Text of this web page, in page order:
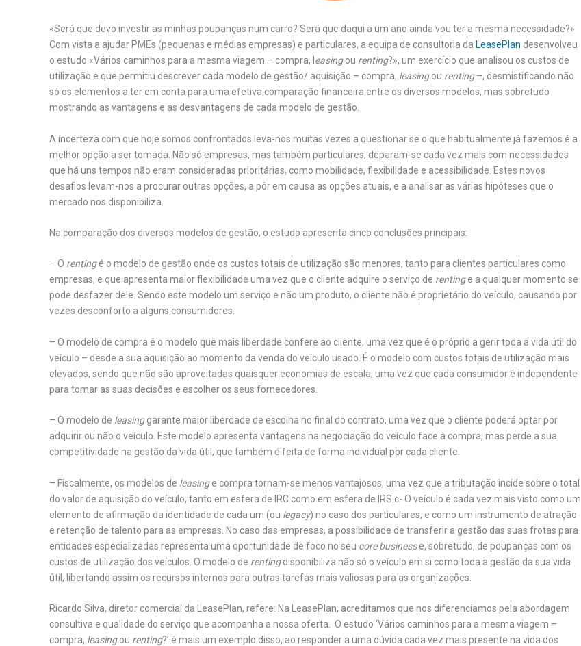
«Será que devo investir as minhas poupanças num carro? Será que daqui a um ano ainda vou ter a mesma necessidade?»
Com vista a ajudar PMEs (pequenas e médias empresas) e particulares, a equipa de consultoria da LeasePlan desenvolveu
o estudo «Vários caminhos para a mesma viagem – compra, l easingou renting?», um exercício que analisou os custos de
utilização e que permitiu descrever cada modelo de gestão/ aquisição – compra, leasingou renting–, desmistificando não
só os elementos a ter em conta para uma efetiva comparação financeira entre os diversos modelos, mas sobretudo
mostrando as vantagens e as desvantagens de cada modelo de gestão.
A incerteza com que hoje somos confrontados leva-nos muitas vezes a questionar se o que habitualmente já fazemos é a
melhor opção a ser tomada. Não só empresas, mas também particulares, deparam-se cada vez mais com necessidades
que há uns tempos não eram consideradas prioritárias, como mobilidade, flexibilidade e acessibilidade. Estes novos
desafios levam-nos a procurar outras opções, a pôr em causa as opções atuais, e a analisar as várias hipóteses que o
mercado nos disponibiliza.
Na comparação dos diversos modelos de gestão, o estudo apresenta cinco conclusões principais:
– O rentingé o modelo de gestão onde os custos totais de utilização são menores, tanto para clientes particulares como
empresas, e que apresenta maior flexibilidade uma vez que o cliente adquire o serviço de rentinge a qualquer momento se
pode desfazer dele. Sendo este modelo um serviço e não um produto, o cliente não é proprietário do veículo, causando por
vezes desconforto a alguns consumidores.
– O modelo de compra é o modelo que mais liberdade confere ao cliente, uma vez que é o próprio a gerir toda a vida útil do
veículo – desde a sua aquisição ao momento da venda do veículo usado. É o modelo com custos totais de utilização mais
elevados, sendo que não são aproveitadas quaisquer economias de escala, uma vez que cada consumidor é independente
para tomar as suas decisões e escolher os seus fornecedores.
– O modelo de leasinggarante maior liberdade de escolha no final do contrato, uma vez que o cliente poderá optar por
adquirir ou não o veículo. Este modelo apresenta vantagens na negociação do veículo face à compra, mas perde a sua
competitividade na gestão da vida útil, que também é feita de forma individual por cada cliente.
– Fiscalmente, os modelos de leasinge compra tornam-se menos vantajosos, uma vez que a tributação incide sobre o total
do valor de aquisição do veículo, tanto em esfera de IRC como em esfera de IRS.c- O veículo é cada vez mais visto como um
elemento de afirmação da identidade de cada um (ou legacy) no caso dos particulares, e como um instrumento de atração
e retenção de talento para as empresas. No caso das empresas, a possibilidade de transferir a gestão das suas frotas para
entidades especializadas representa uma oportunidade de foco no seu core businesse, sobretudo, de poupanças com os
custos de utilização dos veículos. O modelo de rentingdisponibiliza não só o veículo em si como toda a gestão da sua vida
útil, libertando assim os recursos internos para outras tarefas mais valiosas para as organizações.
Ricardo Silva, diretor comercial da LeasePlan, refere: Na LeasePlan, acreditamos que nos diferenciamos pela abordagem
consultiva e qualidade do serviço que acompanha a nossa oferta. O estudo ‘Vários caminhos para a mesma viagem –
compra, leasingou renting?’ é mais um exemplo disso, ao responder a uma dúvida cada vez mais presente na vida dos